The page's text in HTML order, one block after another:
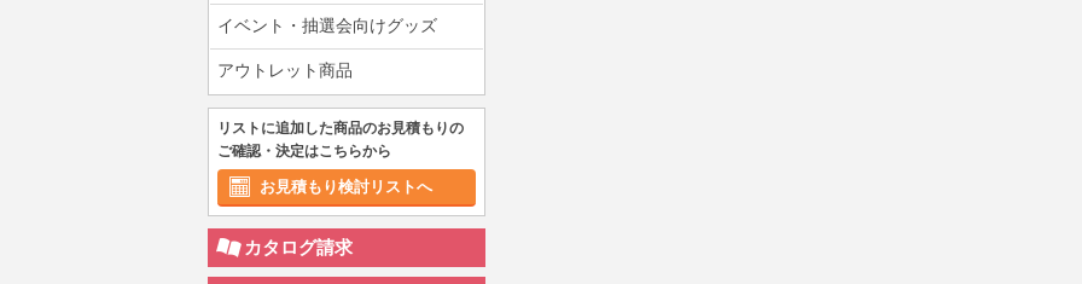
イベント・抽選会向けグッズ
アウトレット商品
リストに追加した商品のお見積もりの
ご確認・決定はこちらから
お見積もり検討リストへ
カタログ請求